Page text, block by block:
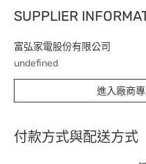
SUPPLIER
富弘家電股份有限公司
undefined
進入廠商
付款方式與配送方式